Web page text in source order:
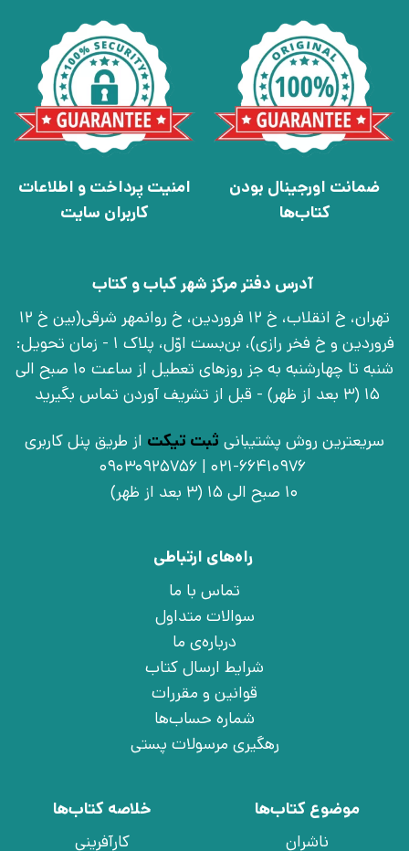
ضمانت اورجینال بودن
کتاب‌ها
امنیت پرداخت و اطلاعات
کاربران سایت
آدرس دفتر مرکز شهر کباب و کتاب
تهران، خ انقلاب، خ 12 فروردین، خ روانمهر شرقی(بین خ 12
فروردین و خ فخر رازی)، بن‌بست اوّل، پلاک 1 - زمان تحویل:
شنبه تا چهارشنبه به جز روزهای تعطیل از ساعت 10 صبح الی
15 (3 بعد از ظهر) - قبل از تشریف آوردن تماس بگیرید
سریعترین روش پشتیبانی ثبت تیکت از طریق پنل کاربری
021-66410976 | 09030925756
10 صبح الی 15 (3 بعد از ظهر)
راه‌های ارتباطی
تماس با ما
سوالات متداول
درباره‌ی ما
شرایط ارسال کتاب
قوانین و مقررات
شماره حساب‌ها
رهگیری مرسولات پستی
موضوع کتاب‌ها
ناشران
خلاصه کتاب‌ها
کارآفرینی